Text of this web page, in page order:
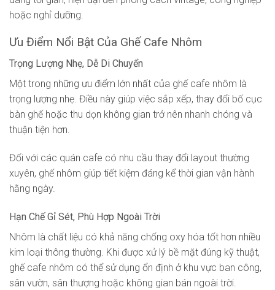
hoặc nghỉ dưỡng.
Ưu Điểm Nổi Bật Của Ghế Cafe Nhôm
Trọng Lượng Nhẹ, Dễ Di Chuyển
Một trong những ưu điểm lớn nhất của ghế cafe nhôm là
trọng lượng nhẹ. Điều này giúp việc sắp xếp, thay đổi bố cục
bàn ghế hoặc thu dọn không gian trở nên nhanh chóng và
thuận tiện hơn.
Đối với các quán cafe có nhu cầu thay đổi layout thường
xuyên, ghế nhôm giúp tiết kiệm đáng kể thời gian vận hành
hằng ngày.
Hạn Chế Gỉ Sét, Phù Hợp Ngoài Trời
Nhôm là chất liệu có khả năng chống oxy hóa tốt hơn nhiều
kim loại thông thường. Khi được xử lý bề mặt đúng kỹ thuật,
ghế cafe nhôm có thể sử dụng ổn định ở khu vực ban công,
sân vườn, sân thượng hoặc không gian bán ngoài trời.